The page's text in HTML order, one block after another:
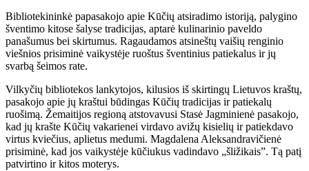
Bibliotekininkė papasakojo apie Kūčių atsiradimo istoriją, palygino
šventimo kitose šalyse tradicijas, aptarė kulinarinio paveldo
panašumus bei skirtumus. Ragaudamos atsineštų vaišių renginio
viešnios prisiminė vaikystėje ruoštus šventinius patiekalus ir jų
svarbą šeimos rate.
Vilkyčių bibliotekos lankytojos, kilusios iš skirtingų Lietuvos kraštų,
pasakojo apie jų kraštui būdingas Kūčių tradicijas ir patiekalų
ruošimą. Žemaitijos regioną atstovavusi Stasė Jagminienė pasakojo,
kad jų krašte Kūčių vakarienei virdavo avižų kisielių ir patiekdavo
virtus kviečius, aplietus medumi. Magdalena Aleksandravičienė
prisiminė, kad jos vaikystėje kūčiukus vadindavo „šližikais”. Tą patį
patvirtino ir kitos moterys.